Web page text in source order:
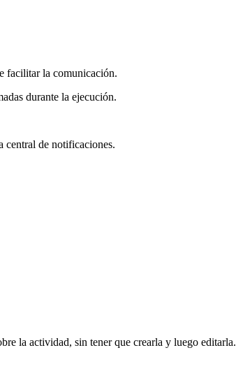
facilitar la comunicación.
durante la ejecución.
central de notificaciones.
la actividad, sin tener que crearla y luego editarla.